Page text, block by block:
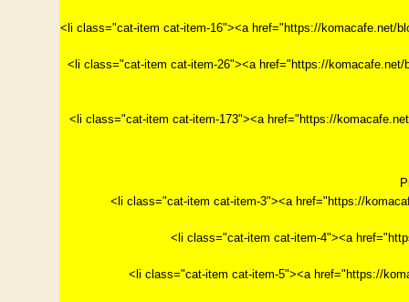
<li class="cat-item cat-item-16"><a href="https://komacafe.net/
<li class="cat-item cat-item-26"><a href="https://
<li class="cat-item cat-item-173"><a href="https://
<li class="cat-item cat-item-3"><a href="https://
<li class="cat-item cat-item-4"><a
<li class="cat-item cat-item-5"><a href="https://